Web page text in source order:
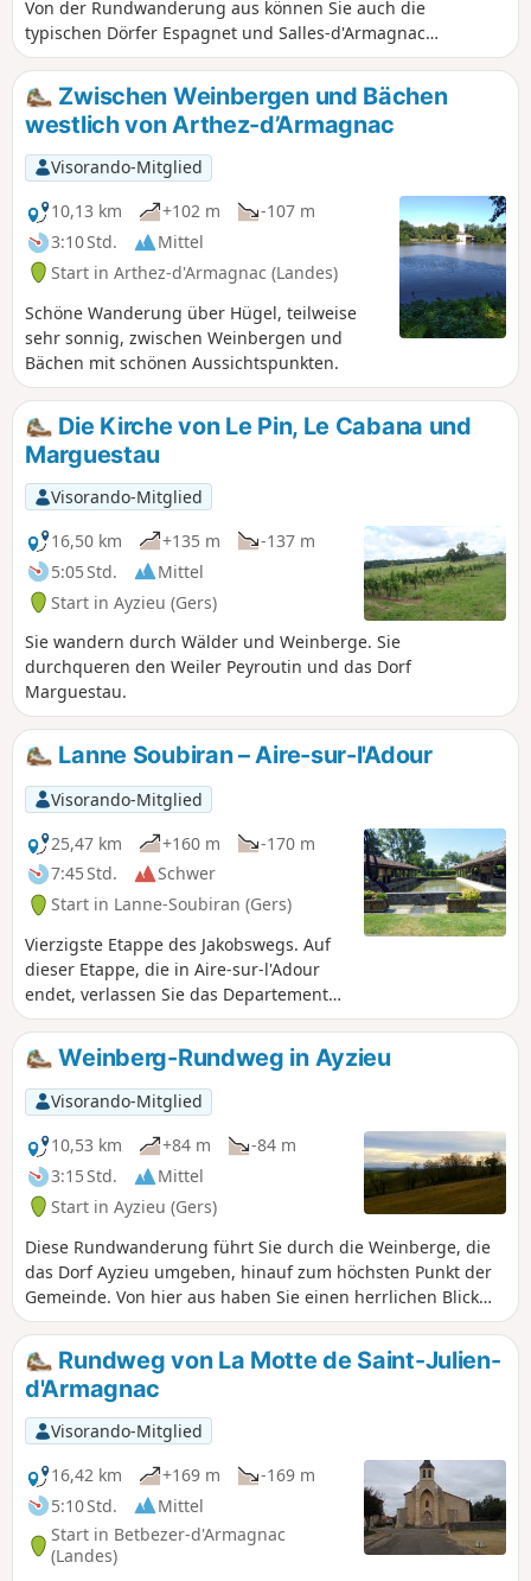
Von der Rundwanderung aus können Sie auch die
typischen Dörfer Espagnet und Salles-d'Armagnac
erreichen.
Zwischen Weinbergen und Bächen
westlich von Arthez-d’Armagnac
Visorando-Mitglied
10,13 km
+102 m
-107 m
3:10 Std.
Mittel
Start in Arthez-d'Armagnac (Landes)
Schöne Wanderung über Hügel, teilweise
sehr sonnig, zwischen Weinbergen und
Bächen mit schönen Aussichtspunkten.
Die Kirche von Le Pin, Le Cabana und
Marguestau
Visorando-Mitglied
16,50 km
+135 m
-137 m
5:05 Std.
Mittel
Start in Ayzieu (Gers)
Sie wandern durch Wälder und Weinberge. Sie
durchqueren den Weiler Peyroutin und das Dorf
Marguestau.
Lanne Soubiran – Aire-sur-l'Adour
Visorando-Mitglied
25,47 km
+160 m
-170 m
7:45 Std.
Schwer
Start in Lanne-Soubiran (Gers)
Vierzigste Etappe des Jakobswegs. Auf
dieser Etappe, die in Aire-sur-l'Adour
endet, verlassen Sie das Departement
Gers und betreten das Departement
Landes. Sie lassen auch die
schlammigen und rutschigen Wege
hinter sich und gelangen, sobald Sie die
Stadt Aire-sur-l'Adour hinter sich
gelassen haben, auf die Promenade am
Lac de Brousseau.
Weinberg-Rundweg in Ayzieu
Visorando-Mitglied
10,53 km
+84 m
-84 m
3:15 Std.
Mittel
Start in Ayzieu (Gers)
Diese Rundwanderung führt Sie durch die Weinberge, die
das Dorf Ayzieu umgeben, hinauf zum höchsten Punkt der
Gemeinde. Von hier aus haben Sie einen herrlichen Blick
auf die Pyrenäen.
Rundweg von La Motte de Saint-Julien-
d'Armagnac
Visorando-Mitglied
16,42 km
+169 m
-169 m
5:10 Std.
Mittel
Start in Betbezer-d'Armagnac
(Landes)